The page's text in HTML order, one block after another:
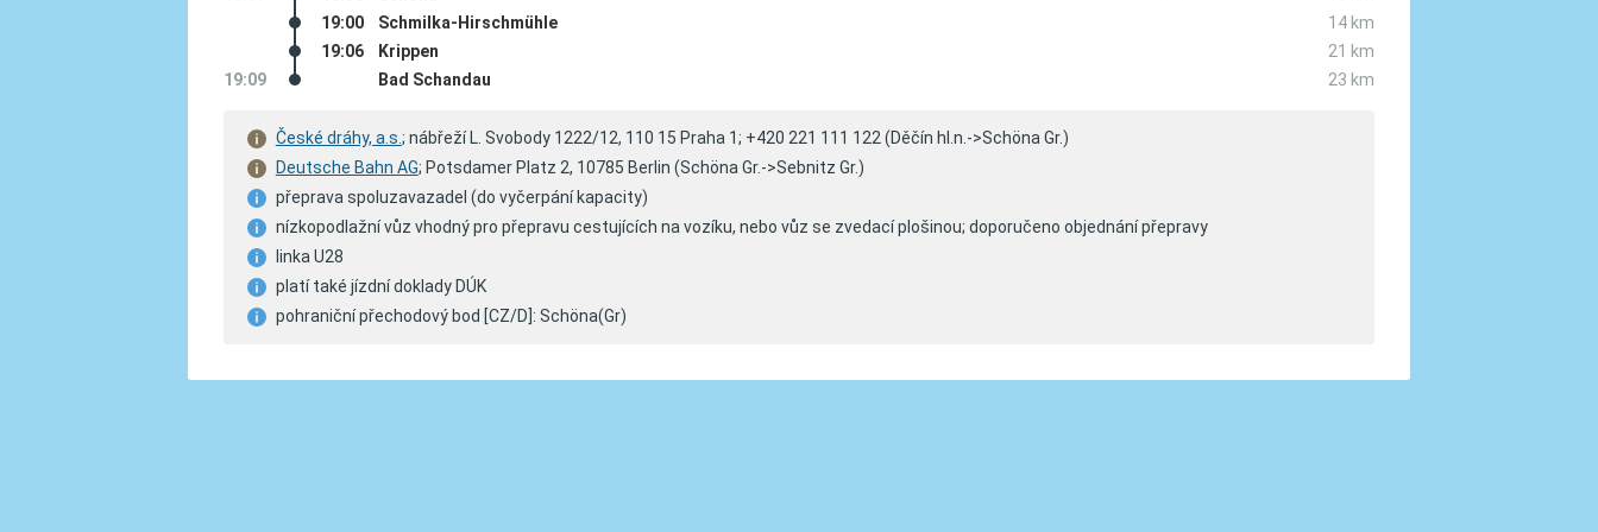
19:00
Schmilka-Hirschmühle
14 km
19:06
Krippen
21 km
19:09
Bad Schandau 23 km
České dráhy, a.s. ; nábřeží L. Svobody 1222/12, 110 15 Praha 1; +420 221 111 122 (Děčín hl.n.->Schöna Gr.)
Deutsche Bahn AG; Potsdamer Platz 2, 10785 Berlin (Schöna Gr.->Sebnitz Gr.)
přeprava spoluzavazadel (do vyčerpání kapacity)
nízkopodlažní vůz vhodný pro přepravu cestujících na vozíku, nebo vůz se zvedací plošinou; doporučeno objednání přepravy
linka U28
platí také jízdní doklady DÚK
pohraniční přechodový bod [CZ/D]: Schöna(Gr)